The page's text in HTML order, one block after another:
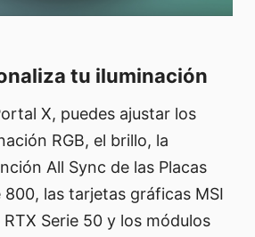
tu iluminación
X, puedes ajustar los
RGB, el brillo, la
All Sync de las Placas
800, las tarjetas gráficas MSI
RTX Serie 50 y los módulos